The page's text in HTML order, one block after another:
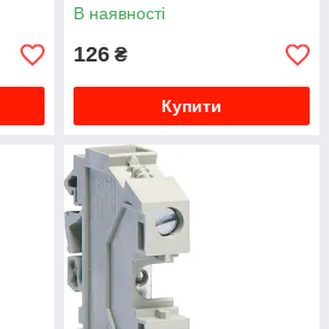
В наявності
126 ₴
Купити